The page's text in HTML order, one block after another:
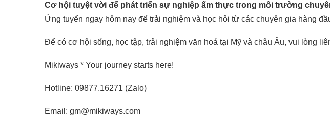
Cơ hội tuyệt vời để phát triển sự nghiệp ẩm thực trong môi trường
Ứng tuyển ngay hôm nay để trải nghiệm và học hỏi từ các chuyên gia hàng
Để có cơ hội sống, học tập, trải nghiệm văn hoá tại Mỹ và châu Âu, vui lòng
Mikiways * Your journey starts here!
Hotline: 09877.16271 (Zalo)
Email: gm@mikiways.com